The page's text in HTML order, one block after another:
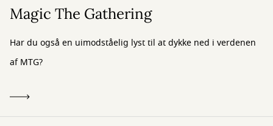
Magic The Gathering
Har du også en uimodståelig lyst til at dykke ned i verdenen
af MTG?